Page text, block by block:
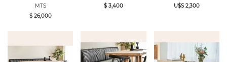
MTS
$ 26,000
$ 3,400
U$S 2,300